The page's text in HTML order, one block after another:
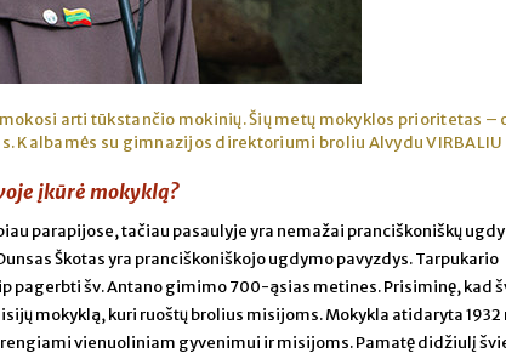
arti tūkstančio mokinių. Šių metų mokyklos prioritetas –
Kalbamės su gimnazijos direktoriumi broliu Alvydu VIRBALIU
įkūrė mokyklą?
parapijose, tačiau pasaulyje yra nemažai pranciškoniškų
Škotas yra pranciškoniškojo ugdymo pavyzdys. Tarpukario
pagerbti šv. Antano gimimo 700-ąsias metines. Prisiminę, kad
mokyklą, kuri ruoštų brolius misijoms. Mokykla atidaryta 1932
vienuoliniam gyvenimui ir misijoms. Pamatę didžiulį